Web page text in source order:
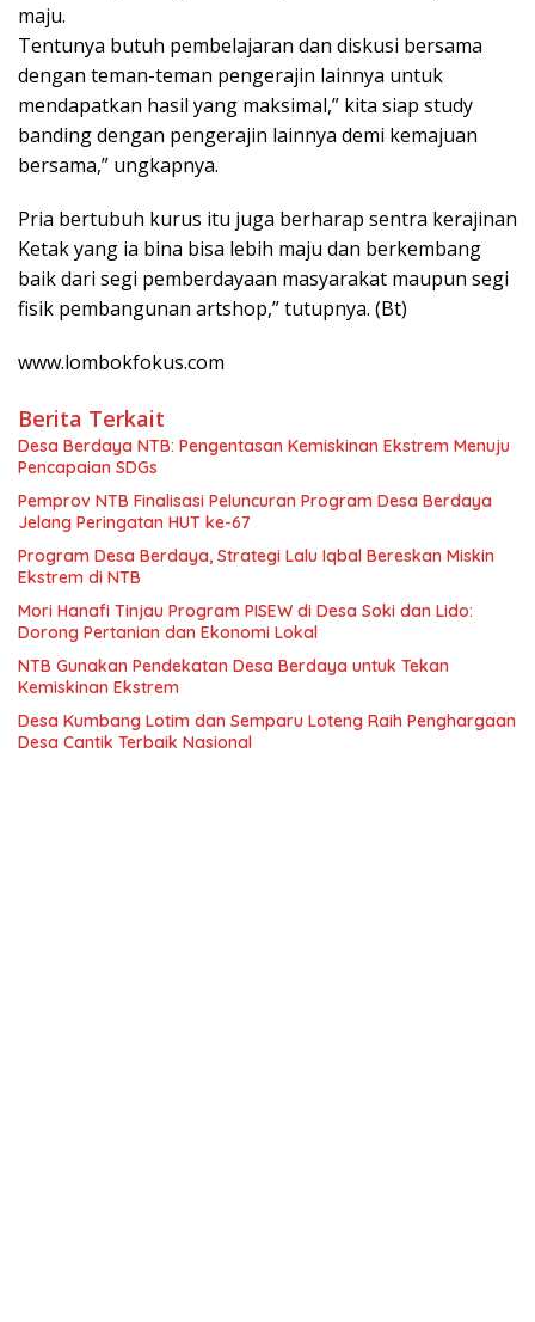
maju.
Tentunya butuh pembelajaran dan diskusi bersama
dengan teman-teman pengerajin lainnya untuk
mendapatkan hasil yang maksimal,” kita siap study
banding dengan pengerajin lainnya demi kemajuan
bersama,” ungkapnya.
Pria bertubuh kurus itu juga berharap sentra kerajinan
Ketak yang ia bina bisa lebih maju dan berkembang
baik dari segi pemberdayaan masyarakat maupun segi
fisik pembangunan artshop,” tutupnya. (Bt)
www.lombokfokus.com
Berita Terkait
Desa Berdaya NTB: Pengentasan Kemiskinan Ekstrem Menuju
Pencapaian SDGs
Pemprov NTB Finalisasi Peluncuran Program Desa Berdaya
Jelang Peringatan HUT ke-67
Program Desa Berdaya, Strategi Lalu Iqbal Bereskan Miskin
Ekstrem di NTB
Mori Hanafi Tinjau Program PISEW di Desa Soki dan Lido:
Dorong Pertanian dan Ekonomi Lokal
NTB Gunakan Pendekatan Desa Berdaya untuk Tekan
Kemiskinan Ekstrem
Desa Kumbang Lotim dan Semparu Loteng Raih Penghargaan
Desa Cantik Terbaik Nasional